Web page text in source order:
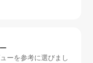
ーを参考に選びまし